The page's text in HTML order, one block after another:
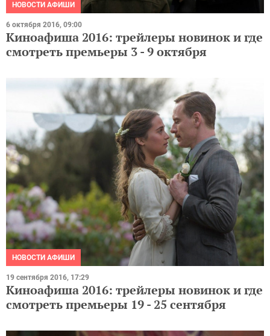
НОВОСТИ АФИШИ
6 октября 2016, 09:00
Киноафиша 2016: трейлеры новинок и где
смотреть премьеры 3 - 9 октября
НОВОСТИ АФИШИ
19 сентября 2016, 17:29
Киноафиша 2016: трейлеры новинок и где
смотреть премьеры 19 - 25 сентября